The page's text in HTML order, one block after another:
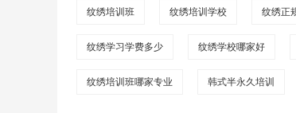
纹绣培训班 纹绣培训学校 纹绣正
纹绣学习学费多少 纹绣学校哪家好
纹绣培训班哪家专业
韩式半永久培训